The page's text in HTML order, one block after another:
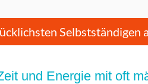
Selbstständigen
und Energie mit oft